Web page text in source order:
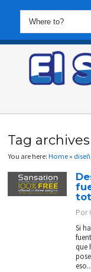
Tag
You are here:Home »
Por
Si
que
eso...